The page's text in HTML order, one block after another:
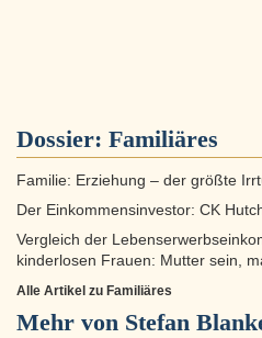
Dossier: Familiäres
Familie: Erziehung – der größte
Der Einkommensinvestor: CK
Vergleich der
kinderlosen Frauen: Mutter sein,
Alle Artikel zu Familiäres
Mehr von Stefan